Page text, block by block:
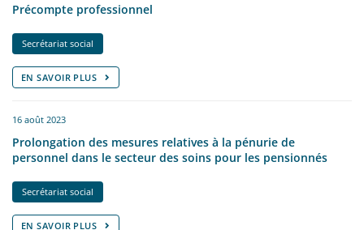
Précompte professionnel
Secrétariat social
EN SAVOIR PLUS
16 août 2023
Prolongation des mesures relatives à la pénurie de
personnel dans le secteur des soins pour les pensionnés
Secrétariat social
EN SAVOIR PLUS